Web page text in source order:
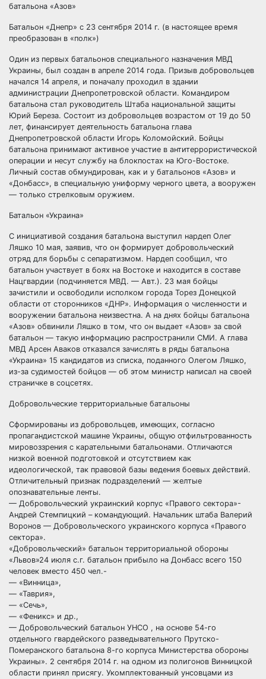
батальона «Азов»
Батальон «Днепр» с 23 сентября 2014 г. (в настоящее время
преобразован в «полк»)
Один из первых батальонов специального назначения МВД
Украины, был создан в апреле 2014 года. Призыв добровольцев
начался 14 апреля, и поначалу проходил в здании
администрации Днепропетровской области. Командиром
батальона стал руководитель Штаба национальной защиты
Юрий Береза. Состоит из добровольцев возрастом от 19 до 50
лет, финансирует деятельность батальона глава
Днепропетровской области Игорь Коломойский. Бойцы
батальона принимают активное участие в антитеррористической
операции и несут службу на блокпостах на Юго-Востоке.
Личный состав обмундирован, как и у батальонов «Азов» и
«Донбасс», в специальную униформу черного цвета, а вооружен
— только стрелковым оружием.
Батальон «Украина»
С инициативой создания батальона выступил нардеп Олег
Ляшко 10 мая, заявив, что он формирует добровольческий
отряд для борьбы с сепаратизмом. Нардеп сообщил, что
батальон участвует в боях на Востоке и находится в составе
Нацгвардии (подчиняется МВД. — Авт.). 23 мая бойцы
зачистили и освободили исполком города Торез Донецкой
области от сторонников «ДНР». Информация о численности и
вооружении батальона неизвестна. А на днях бойцы батальона
«Азов» обвинили Ляшко в том, что он выдает «Азов» за свой
батальон — такую информацию распространили СМИ. А глава
МВД Арсен Аваков отказался зачислять в ряды батальона
«Украина» 15 кандидатов из списка, поданного Олегом Ляшко,
из-за судимостей бойцов — об этом министр написал на своей
страничке в соцсетях.
Добровольческие территориальные батальоны
Сформированы из добровольцев, имеющих, согласно
пропагандистской машине Украины, общую отфильтрованность
мировоззрения с карательными батальонами. Отличаются
низкой военной подготовкой и отсутствием как
идеологической, так правовой базы ведения боевых действий.
Отличительный признак подразделений — желтые
опознавательные ленты.
— Добровольческий украинский корпус «Правого сектора»-
Андрей Стемпицкий – командующий. Начальник штаба Валерий
Воронов — Добровольческого украинского корпуса «Правого
сектора».
«Добровольческий» батальон территориальной обороны
«Львов»24 июля с.г. батальон прибыло на Донбасс всего 150
человек вместо 450 чел.-
— «Винница»,
— «Таврия»,
— «Сечь»,
— «Феникс» и др.,
— Добровольческий батальон УНСО , на основе 54-го
отдельного гвардейского разведывательного Прутско-
Померанского батальона 8-го корпуса Министерства обороны
Украины». 2 сентября 2014 г. на одном из полигонов Винницкой
области принял присягу. Укомплектованный унсовцами из